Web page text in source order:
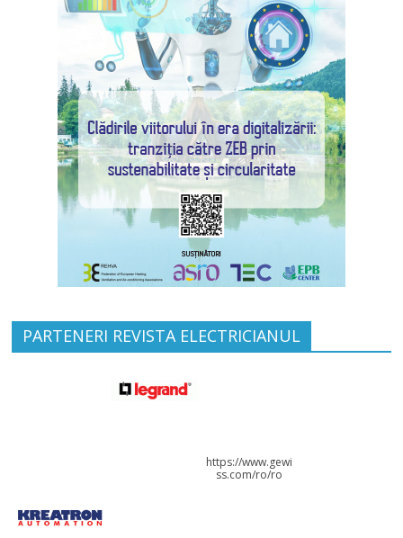
PARTENERI REVISTA ELECTRICIANUL
https://www.gewi
ss.com/ro/ro